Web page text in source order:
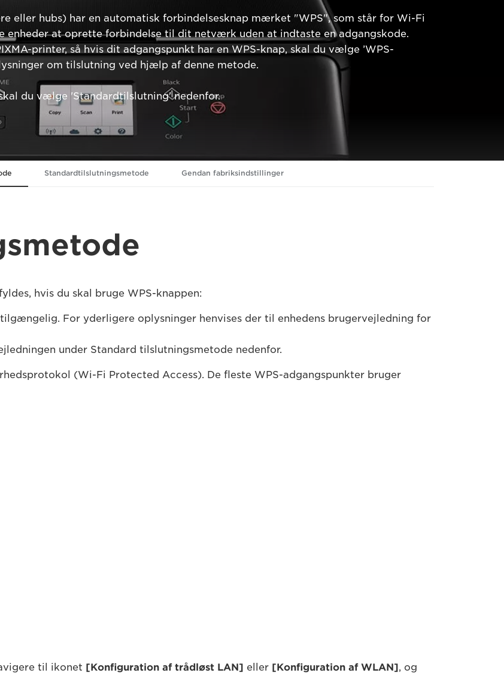
eller hubs) har en automatisk forbindelsesknap mærket "WPS", som står for Wi-Fi
at oprette forbindelse til dit netværk uden at indtaste en adgangskode.
printer, så hvis dit adgangspunkt har en WPS-knap, skal du vælge ’WPS-
om tilslutning ved hjælp af denne metode.
du vælge 'Standardtilslutning' nedenfor.
Standardtilslutningsmetode Gendan fabriksindstillinger
hvis du skal bruge WPS-knappen:
For yderligere oplysninger henvises der til enhedens brugervejledning for
under Standard tilslutningsmetode nedenfor.
(Wi-Fi Protected Access). De fleste WPS-adgangspunkter bruger
til ikonet [Konfiguration af trådløst LAN] eller [Konfiguration af WLAN], og